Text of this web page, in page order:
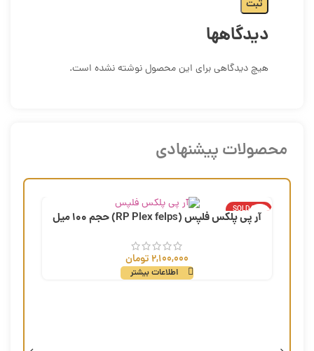
دیدگاهها
هیچ دیدگاهی برای این محصول نوشته نشده است.
محصولات پیشنهادی
SOLD OUT
آر پی پلکس فلپس (RP Plex felps) حجم 100 میل
2,100,000 تومان
اطلاعات بیشتر